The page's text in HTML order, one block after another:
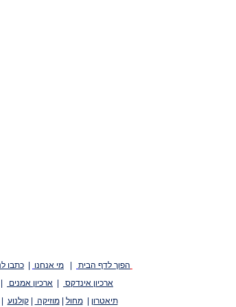
הפוך לדף הבית מי אנחנו כתבו
ארכיון אינדקס
ארכיון אמנים
תיאטרון
|מחול |מוזיקה |קולנוע